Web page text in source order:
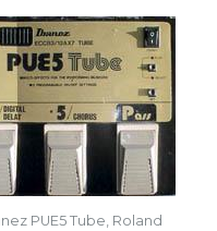
PUE5 Tube, Roland